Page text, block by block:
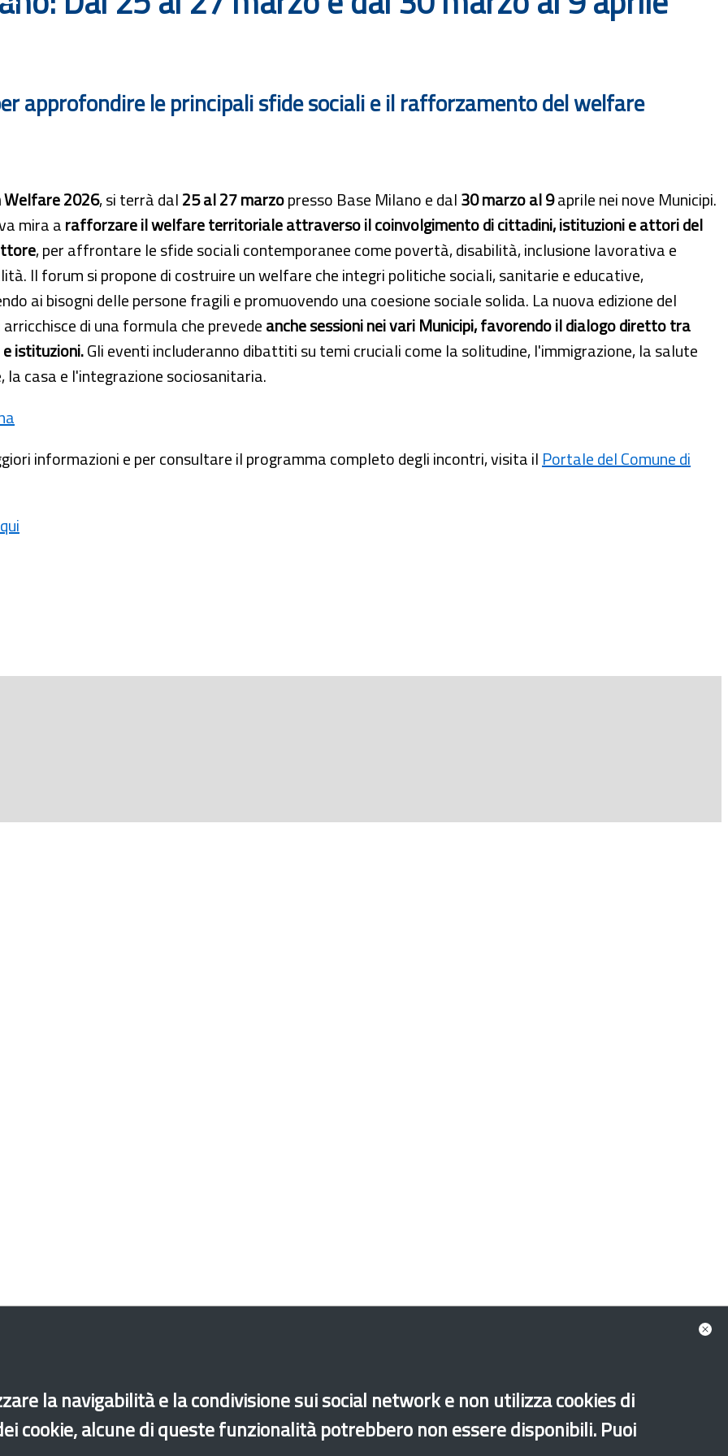
approfondire le principali sfide sociali e il rafforzamento del welfare
Welfare 2026, si terrà dal25 al 27 marzopresso Base Milano e dal30 marzo al 9aprile nei nove Municipi.
mira arafforzare il welfare territoriale attraverso il coinvolgimento di cittadini, istituzioni e attori del
, per affrontare le sfide sociali contemporanee come povertà, disabilità, inclusione lavorativa e
Il forum si propone di costruire un welfare che integri politiche sociali, sanitarie e educative,
ai bisogni delle persone fragili e promuovendo una coesione sociale solida. La nuova edizione del
di una formula che prevedeanche sessioni nei vari Municipi, favorendo il dialogo diretto tra
istituzioni.Gli eventi includeranno dibattiti su temi cruciali come la solitudine, l'immigrazione, la salute
la casa e l'integrazione sociosanitaria.
informazioni e per consultare il programma completo degli incontri, visita il Portale del Comune di
la navigabilità e la condivisione sui social network e non utilizza cookies di
cookie, alcune di queste funzionalità potrebbero non essere disponibili. Puoi